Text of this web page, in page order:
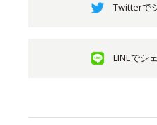
Twitterで
LINEでシ